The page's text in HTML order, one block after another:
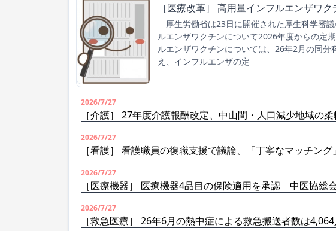
［医療改革］ 高用量インフルエンザワ
厚生労働省は23日に開催された厚生科学審
ルエンザワクチンについて2026年度からの定
ルエンザワクチンについては、26年2月の同
え、インフルエンザの定
2026/7/27
［介護］ 27年度介護報酬改定、中山間・人口減少地域の
2026/7/27
［看護］ 看護職員の復職支援で議論、「丁寧なマッチン
2026/7/27
［医療機器］ 医療機器4品目の保険適用を承認 中医協総
2026/7/27
［救急医療］ 26年6月の熱中症による救急搬送者数は